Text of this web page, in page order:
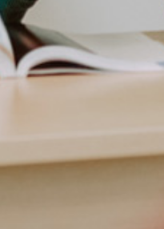
Liens utiles
Omnivox
Microsoft 365